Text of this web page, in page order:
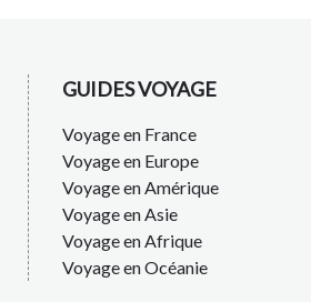
GUIDES VOYAGE
Voyage en France
Voyage en Europe
Voyage en Amérique
Voyage en Asie
Voyage en Afrique
Voyage en Océanie